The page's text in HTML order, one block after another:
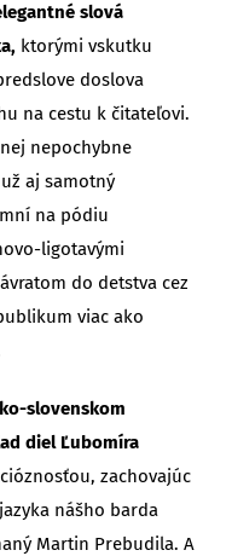
slová
ktorými vskutku
doslova
na cestu k čitateľovi.
nepochybne
aj samotný
na pódiu
ligotavými
do detstva cez
viac ako
slovenskom
diel Ľubomíra
zachovajúc
nášho barda
Martin Prebudila. A